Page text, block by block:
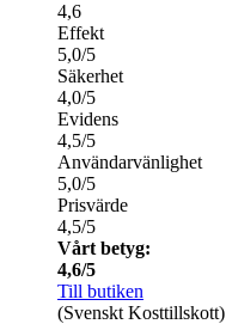
4,6
Effekt
5,0/5
Säkerhet
4,0/5
Evidens
4,5/5
Användarvänlighet
5,0/5
Prisvärde
4,5/5
Vårt betyg:
4,6/5
Till butiken
(Svenskt Kosttillskott)